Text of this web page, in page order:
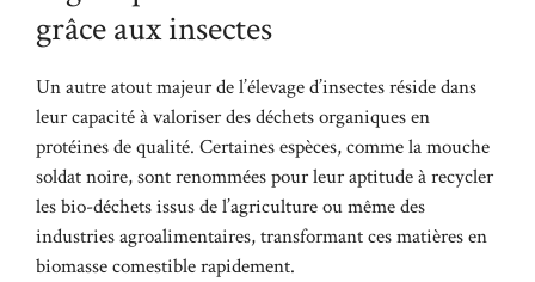
grâce aux insectes
Un autre atout majeur de l’élevage d’insectes réside dans
leur capacité à valoriser des déchets organiques en
protéines de qualité. Certaines espèces, comme la mouche
soldat noire, sont renommées pour leur aptitude à recycler
les bio-déchets issus de l’agriculture ou même des
industries agroalimentaires, transformant ces matières en
biomasse comestible rapidement.